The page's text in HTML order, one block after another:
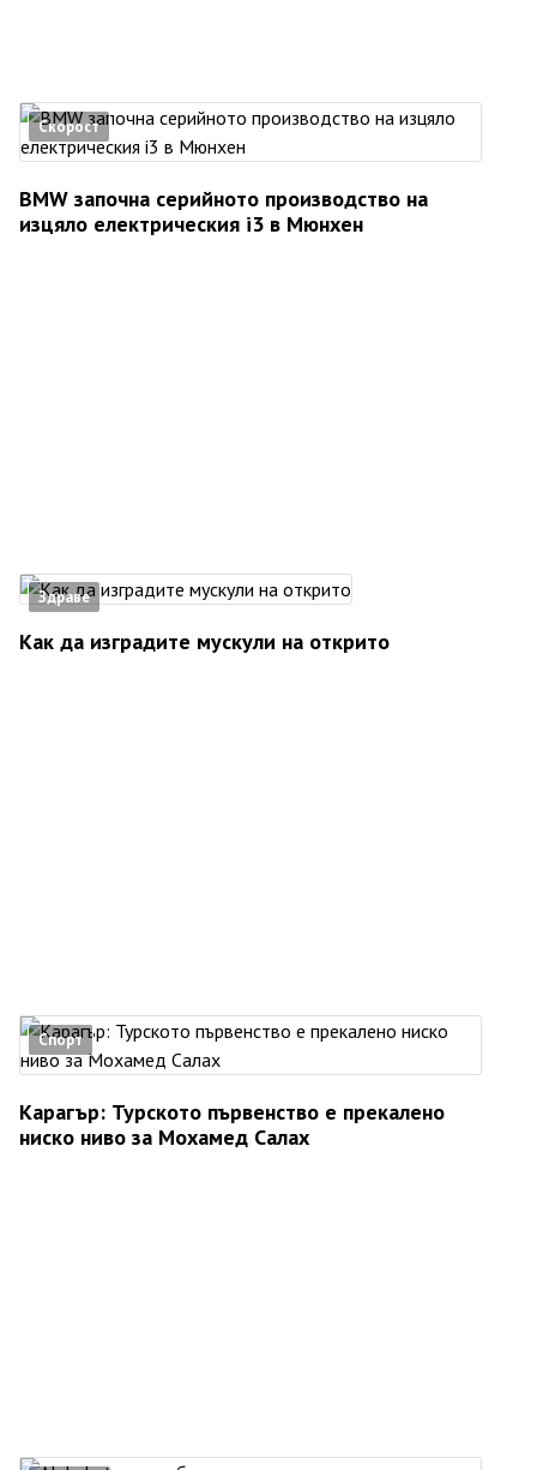
Скорост
BMW започна серийното производство на
изцяло електрическия i3 в Мюнхен
Здраве
Как да изградите мускули на открито
Спорт
Карагър: Турското първенство е прекалено
ниско ниво за Мохамед Салах